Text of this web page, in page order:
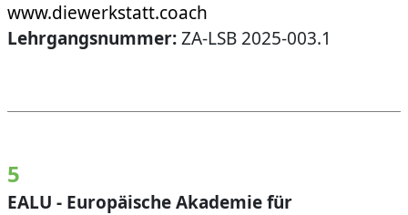
www.diewerkstatt.coach
Lehrgangsnummer:ZA-LSB 2025-003.1
5
EALU - Europäische Akademie für